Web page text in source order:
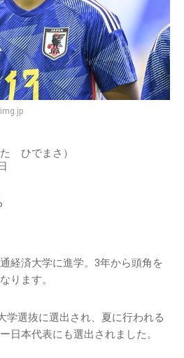
ひでまさ）
経済大学に進学。3年から頭角を
ります。
学選抜に選出され、夏に行われる
日本代表にも選出されました。